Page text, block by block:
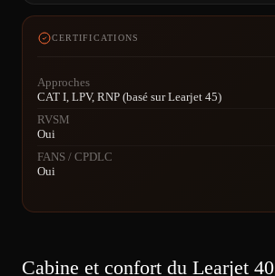
CERTIFICATIONS
Approches
CAT I, LPV, RNP (basé sur Learjet 45)
RVSM
Oui
FANS / CPDLC
Oui
Cabine et confort du Learjet 40